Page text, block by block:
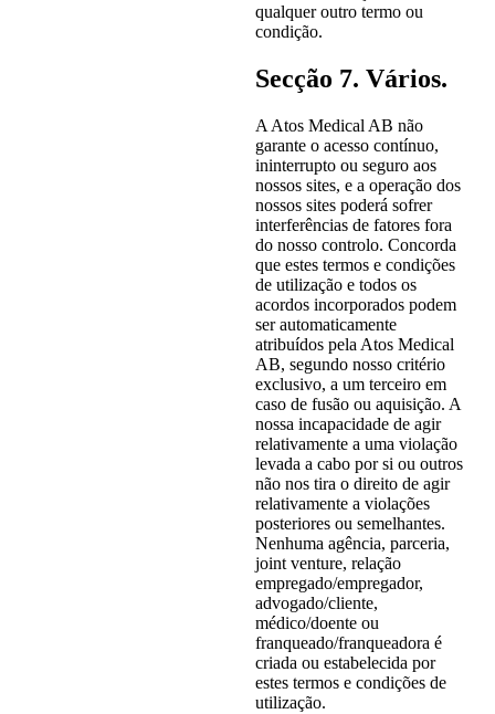
qualquer outro termo ou
condição.
Secção 7. Vários.
A Atos Medical AB não
garante o acesso contínuo,
ininterrupto ou seguro aos
nossos sites, e a operação dos
nossos sites poderá sofrer
interferências de fatores fora
do nosso controlo. Concorda
que estes termos e condições
de utilização e todos os
acordos incorporados podem
ser automaticamente
atribuídos pela Atos Medical
AB, segundo nosso critério
exclusivo, a um terceiro em
caso de fusão ou aquisição. A
nossa incapacidade de agir
relativamente a uma violação
levada a cabo por si ou outros
não nos tira o direito de agir
relativamente a violações
posteriores ou semelhantes.
Nenhuma agência, parceria,
joint venture, relação
empregado/empregador,
advogado/cliente,
médico/doente ou
franqueado/franqueadora é
criada ou estabelecida por
estes termos e condições de
utilização.